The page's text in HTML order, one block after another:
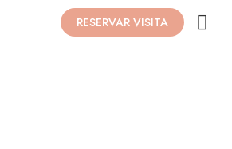
RESERVAR VISITA